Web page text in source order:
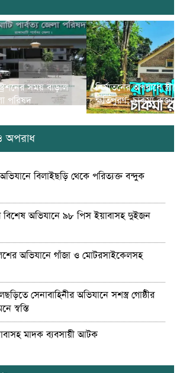
সময় বাড়াল
পরিষদ
নির্যাতনের অপরাধে
ক্ষতিপুরণ; চাকমা
অপরাধ
অভিযানে বিলাইছড়ি থেকে পরিত্যক্ত বন্দুক
বিশেষ অভিযানে ৯৮ পিস ইয়াবাসহ দুইজন
অভিযানে গাঁজা ও মোটরসাইকেলসহ
সেনাবাহিনীর অভিযানে সশস্ত্র গোষ্ঠীর
স্বস্তি
মাদক ব্যবসায়ী আটক